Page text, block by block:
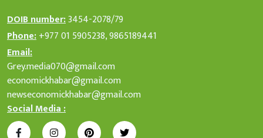
DOIB number:3454-2078/79
Phone:+977 01 5905238, 9865189441
Email:
Grey.media070@gmail.com
economickhabar@gmail.com
newseconomickhabar@gmail.com
Social Media :